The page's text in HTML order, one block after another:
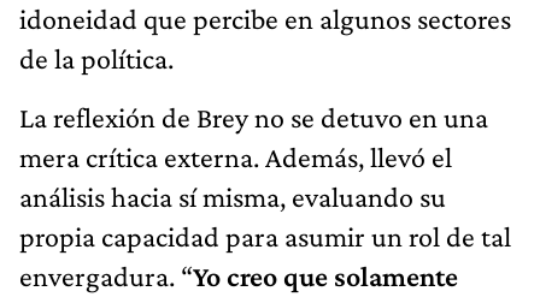
idoneidad que percibe en algunos sectores
de la política.
La reflexión de Brey no se detuvo en una
mera crítica externa. Además, llevó el
análisis hacia sí misma, evaluando su
propia capacidad para asumir un rol de tal
envergadura. “Yo creo que solamente